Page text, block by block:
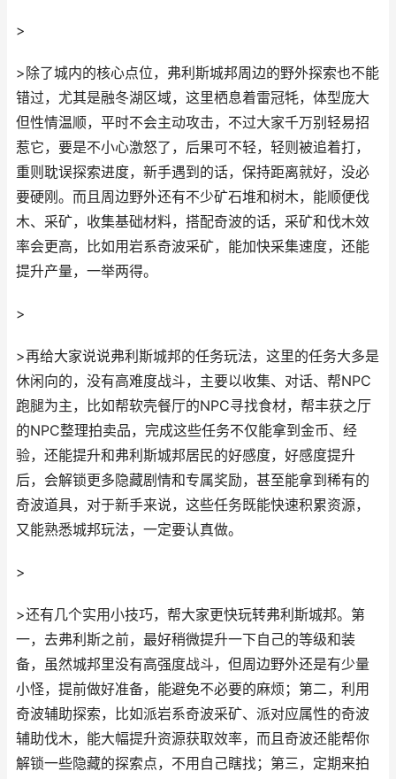
>
>除了城内的核心点位，弗利斯城邦周边的野外探索也不能
错过，尤其是融冬湖区域，这里栖息着雷冠牦，体型庞大
但性情温顺，平时不会主动攻击，不过大家千万别轻易招
惹它，要是不小心激怒了，后果可不轻，轻则被追着打，
重则耽误探索进度，新手遇到的话，保持距离就好，没必
要硬刚。而且周边野外还有不少矿石堆和树木，能顺便伐
木、采矿，收集基础材料，搭配奇波的话，采矿和伐木效
率会更高，比如用岩系奇波采矿，能加快采集速度，还能
提升产量，一举两得。
>
>再给大家说说弗利斯城邦的任务玩法，这里的任务大多是
休闲向的，没有高难度战斗，主要以收集、对话、帮NPC
跑腿为主，比如帮软壳餐厅的NPC寻找食材，帮丰获之厅
的NPC整理拍卖品，完成这些任务不仅能拿到金币、经
验，还能提升和弗利斯城邦居民的好感度，好感度提升
后，会解锁更多隐藏剧情和专属奖励，甚至能拿到稀有的
奇波道具，对于新手来说，这些任务既能快速积累资源，
又能熟悉城邦玩法，一定要认真做。
>
>还有几个实用小技巧，帮大家更快玩转弗利斯城邦。第
一，去弗利斯之前，最好稍微提升一下自己的等级和装
备，虽然城邦里没有高强度战斗，但周边野外还是有少量
小怪，提前做好准备，能避免不必要的麻烦；第二，利用
奇波辅助探索，比如派岩系奇波采矿、派对应属性的奇波
辅助伐木，能大幅提升资源获取效率，而且奇波还能帮你
解锁一些隐藏的探索点，不用自己瞎找；第三，定期来拍